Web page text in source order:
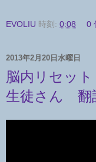
量産
EVOLIU 時刻: 0:08 0
2013年2月20日水曜日
脳内リセッ
生徒さん 翻